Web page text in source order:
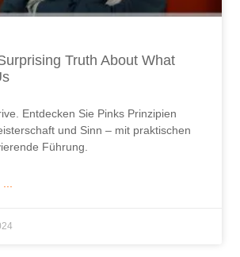
Truth About What
Entdecken Sie Pinks Prinzipien
und Sinn – mit praktischen
Führung.
...